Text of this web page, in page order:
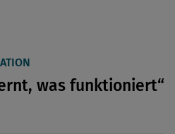
was funktioniert“